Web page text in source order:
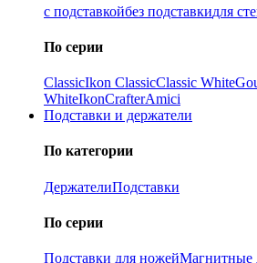
с подставкойбез подставкидля
По серии
ClassicIkon ClassiсClassic White
WhiteIkonCrafterAmici
Подставки и держатели
По категории
ДержателиПодставки
По серии
Подставки для ножейМагнитные